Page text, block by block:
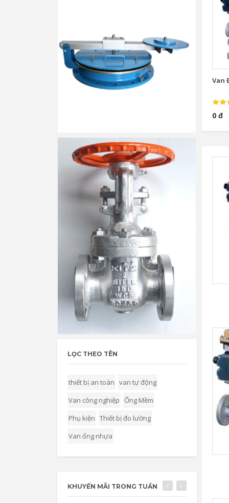
Van
0 đ
LỌC THEO TÊN
thiết bị an toàn van tự động
Van công nghiệp Ống Mềm
Phụ kiện Thiết bị đo lường
Van ống nhựa
KHUYẾN MÃI TRONG TUẦN